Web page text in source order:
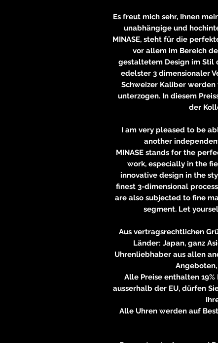
Es freut mich sehr, Ihnen
unabhängige und
MINASE, steht für die
vor allem im Bereich
gestaltetem Design im Stil
edelster 3 dimensionaler
Schweizer Kaliber
unterzogen. In diesem
der
I am very pleased to be
another
MINASE stands for the
work, especially in the
innovative design in the
finest 3-dimensional
are also subjected to fine
segment. Let
Aus vertragsrechtlichen
Länder: Japan, ganz
Uhrenliebhaber aus allen
Alle Preise enthalten
ausserhalb der EU, dürfen
Alle Uhren werden auf